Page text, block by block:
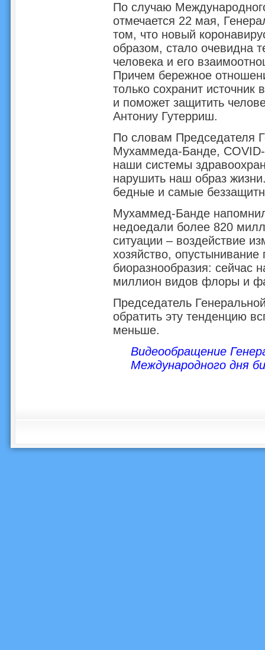
По случаю
отмечается 22 мая,
том, что новый
образом, стало очевидна
человека и его
Причем бережное
только сохранит
и поможет защитить
Антониу Гутерриш.
По словам Председателя
Мухаммеда-Банде,
наши системы
нарушить наш образ
бедные и самые
Мухаммед-Банде
недоедали более 820
ситуации – воздействие
хозяйство,
биоразнообразия: сейчас
миллион видов флоры и
Председатель
обратить эту тенденцию
меньше.
Видеообращение
Международного дня